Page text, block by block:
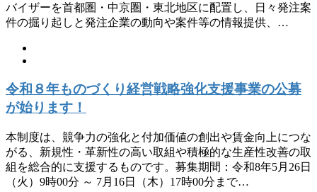
バイザーを首都圏・中京圏・東北地区に配置し、日々発注案
件の掘り起しと発注企業の動向や案件等の情報提供、…
令和８年ものづくり経営戦略強化支援事業の公募
が始ります！
本制度は、競争力の強化と付加価値の創出や賃金向上につな
がる、新規性・革新性の高い取組や積極的な生産性改善の取
組を総合的に支援するものです。募集期間：令和8年5月26日
（火）9時00分 ～ 7月16日（木）17時00分まで…